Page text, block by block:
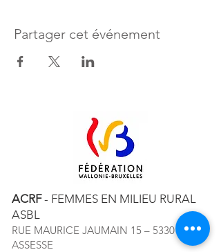
Partager cet événement
ACRF- FEMMES EN MILIEU RURAL
ASBL
RUE MAURICE JAUMAIN 15 – 5330
ASSESSE